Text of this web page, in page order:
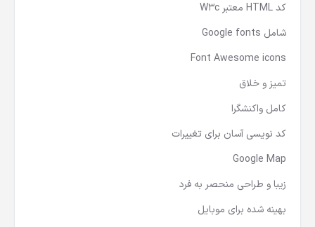
کد HTML معتبر W3c
شامل Google fonts
Font Awesome icons
تمیز و خلاق
کامل واکنشگرا
کد نویسی آسان برای تغییرات
Google Map
زیبا و طراحی منحصر به فرد
بهینه شده برای موبایل